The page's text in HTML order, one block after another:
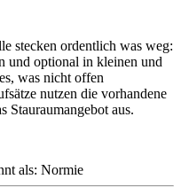
stecken ordentlich was weg:
und optional in kleinen und
was nicht offen
nutzen die vorhandene
Stauraumangebot aus.
als: Normie